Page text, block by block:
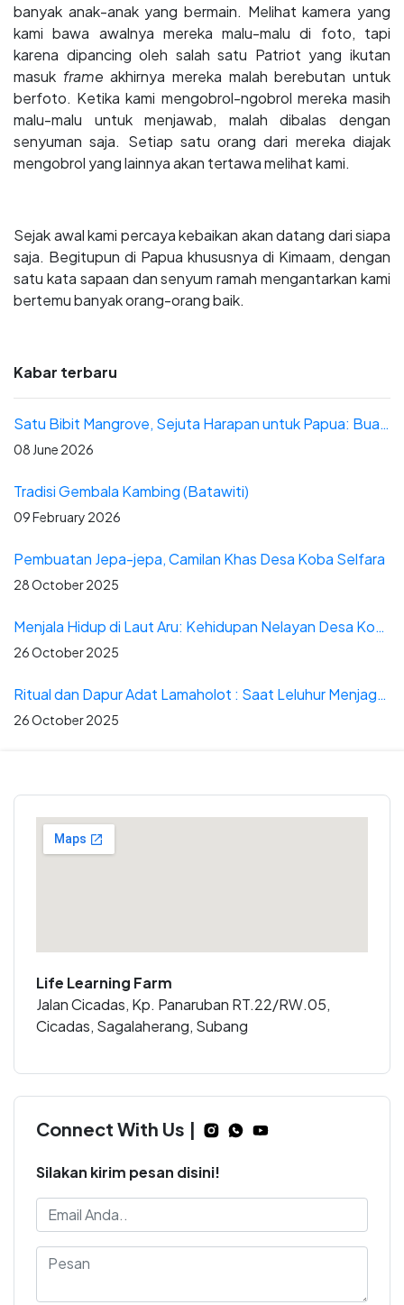
banyak anak-anak yang bermain. Melihat kamera yang
kami bawa awalnya mereka malu-malu di foto, tapi
karena dipancing oleh salah satu Patriot yang ikutan
masuk frame akhirnya mereka malah berebutan untuk
berfoto. Ketika kami mengobrol-ngobrol mereka masih
malu-malu untuk menjawab, malah dibalas dengan
senyuman saja. Setiap satu orang dari mereka diajak
mengobrol yang lainnya akan tertawa melihat kami.
Sejak awal kami percaya kebaikan akan datang dari siapa
saja. Begitupun di Papua khususnya di Kimaam, dengan
satu kata sapaan dan senyum ramah mengantarkan kami
bertemu banyak orang-orang baik.
Kabar terbaru
Satu Bibit Mangrove, Sejuta Harapan untuk Papua: Buah Pendampingan Patriot Energi di Distrik Yerui
08 June 2026
Tradisi Gembala Kambing (Batawiti)
09 February 2026
Pembuatan Jepa-jepa, Camilan Khas Desa Koba Selfara
28 October 2025
Menjala Hidup di Laut Aru: Kehidupan Nelayan Desa Kobaseltimur
26 October 2025
Ritual dan Dapur Adat Lamaholot : Saat Leluhur Menjaga Pesta
26 October 2025
Life Learning Farm
Jalan Cicadas, Kp. Panaruban RT.22/RW.05,
Cicadas, Sagalaherang, Subang
Connect With Us |
Silakan kirim pesan disini!